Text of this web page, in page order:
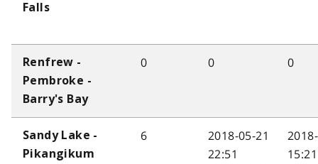
Falls
Renfrew -
Pembroke -
Barry's Bay
0 0 0
Sandy Lake -
Pikangikum
6
2018-05-21
22:51
15:21